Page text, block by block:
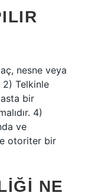
nesne veya
2) Telkinle
bir
4)
ve
otoriter bir
NE